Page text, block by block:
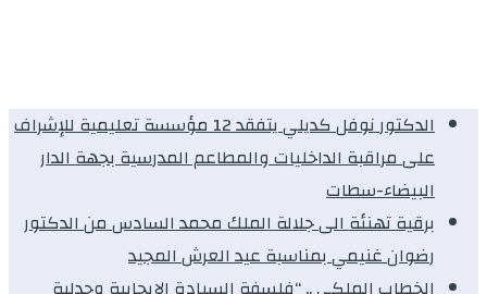
الدكتور نوفل كديلي يتفقد 12 مؤسسة تعليمية للإشراف
على مراقبة الداخليات والمطاعم المدرسية بجهة الدار
البيضاء-سطات
برقية تهنئة الى جلالة الملك محمد السادس من الدكتور
رضوان غنيمي بمناسبة عيد العرش المجيد